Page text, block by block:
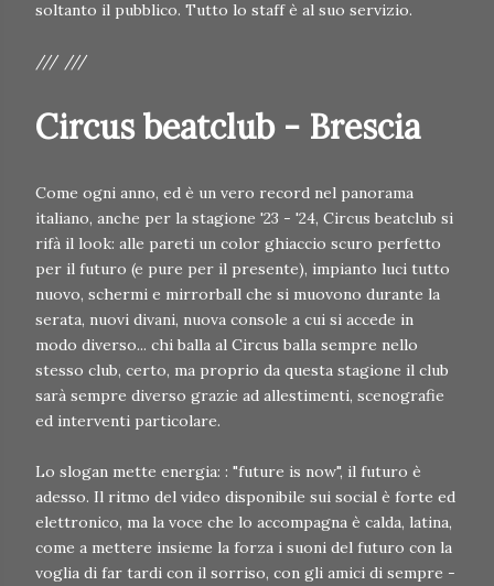
soltanto il pubblico. Tutto lo staff è al suo servizio.
/// ///
Circus beatclub - Brescia
Come ogni anno, ed è un vero record nel panorama
italiano, anche per la stagione '23 - '24, Circus beatclub si
rifà il look: alle pareti un color ghiaccio scuro perfetto
per il futuro (e pure per il presente), impianto luci tutto
nuovo, schermi e mirrorball che si muovono durante la
serata, nuovi divani, nuova console a cui si accede in
modo diverso... chi balla al Circus balla sempre nello
stesso club, certo, ma proprio da questa stagione il club
sarà sempre diverso grazie ad allestimenti, scenografie
ed interventi particolare.
Lo slogan mette energia: : "future is now", il futuro è
adesso. Il ritmo del video disponibile sui social è forte ed
elettronico, ma la voce che lo accompagna è calda, latina,
come a mettere insieme la forza i suoni del futuro con la
voglia di far tardi con il sorriso, con gli amici di sempre -